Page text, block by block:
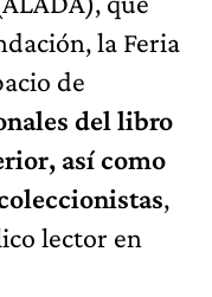
la Feria
de
del libro
así como
,
lector en